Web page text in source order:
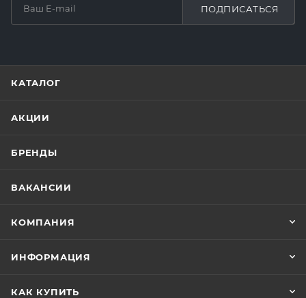
ПОДПИСАТЬСЯ
КАТАЛОГ
АКЦИИ
БРЕНДЫ
ВАКАНСИИ
КОМПАНИЯ
ИНФОРМАЦИЯ
КАК КУПИТЬ